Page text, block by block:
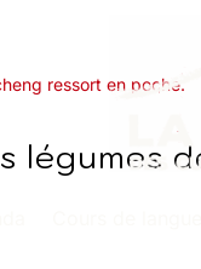
légumes